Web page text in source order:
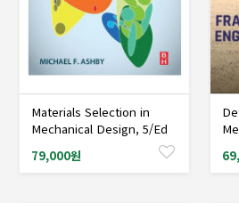
샘플도서신청
Materials Selection in
Mechanical Design, 5/Ed
79,000원